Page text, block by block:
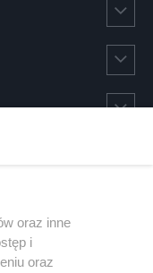
oraz inne
i
oraz